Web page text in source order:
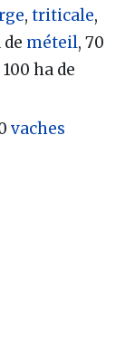
,triticale,
de méteil, 70
ha de
vaches